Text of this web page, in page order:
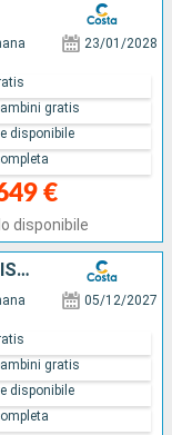
23/01/2028
€
disponibile
gratis
disponibile
REPUBBLICA DOMINICANA, ANTILLE, ISOLE VERGINI
05/12/2027
gratis
disponibile